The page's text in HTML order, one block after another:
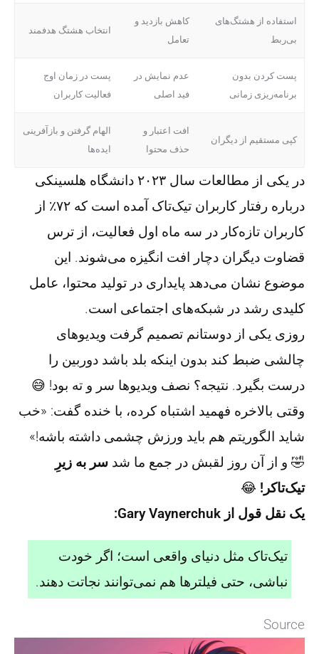
استفاده از هشتگ‌های
بی‌ربط
کاهش بازدید و
تعامل
انتخاب هشتگ هدفمند
پست کردن بدون
برنامه‌ریزی زمانی
عدم نمایش در
فید اصلی
پست در زمان اوج
فعالیت کاربران
کپی مستقیم از دیگران
افت اعتبار و
حذف محتوا
الهام گرفتن و بازآفرینی
ایده‌ها
در یکی از مطالعات سال ۲۰۲۳ دانشگاه هلسینکی
درباره رفتار کاربران تیک‌تاک آمده است که ۷۲٪ از
کاربران تازه‌کار در سه ماه اول فعالیت، از ترس
قضاوت دیگران دچار افت انگیزه می‌شوند. این
موضوع نشان می‌دهد پایداری در تولید محتوا، عامل
کلیدی رشد در شبکه‌های اجتماعی است.
روزی یکی از دوستانم تصمیم گرفت ویدیوهای
چالشی ضبط کند بدون اینکه بلد باشد دوربین را
درست بگیرد. نتیجه؟ نصف ویدیوها سر و ته بود! 😅
وقتی بالاخره فهمید اشتباه کرده، با خنده گفت: «خب
شاید الگوریتم هم باید ورزش چشمی داشته باشه!»
🤣 و از آن روز لقبش در جمع ما شد سر به زیرِ
تیک‌تاکر! 😂
یک نقل قول از Gary Vaynerchuk:
تیک‌تاک مثل دنیای واقعی است؛ اگر خودت
نباشی، حتی فیلترها هم نمی‌توانند نجاتت دهند.
Source